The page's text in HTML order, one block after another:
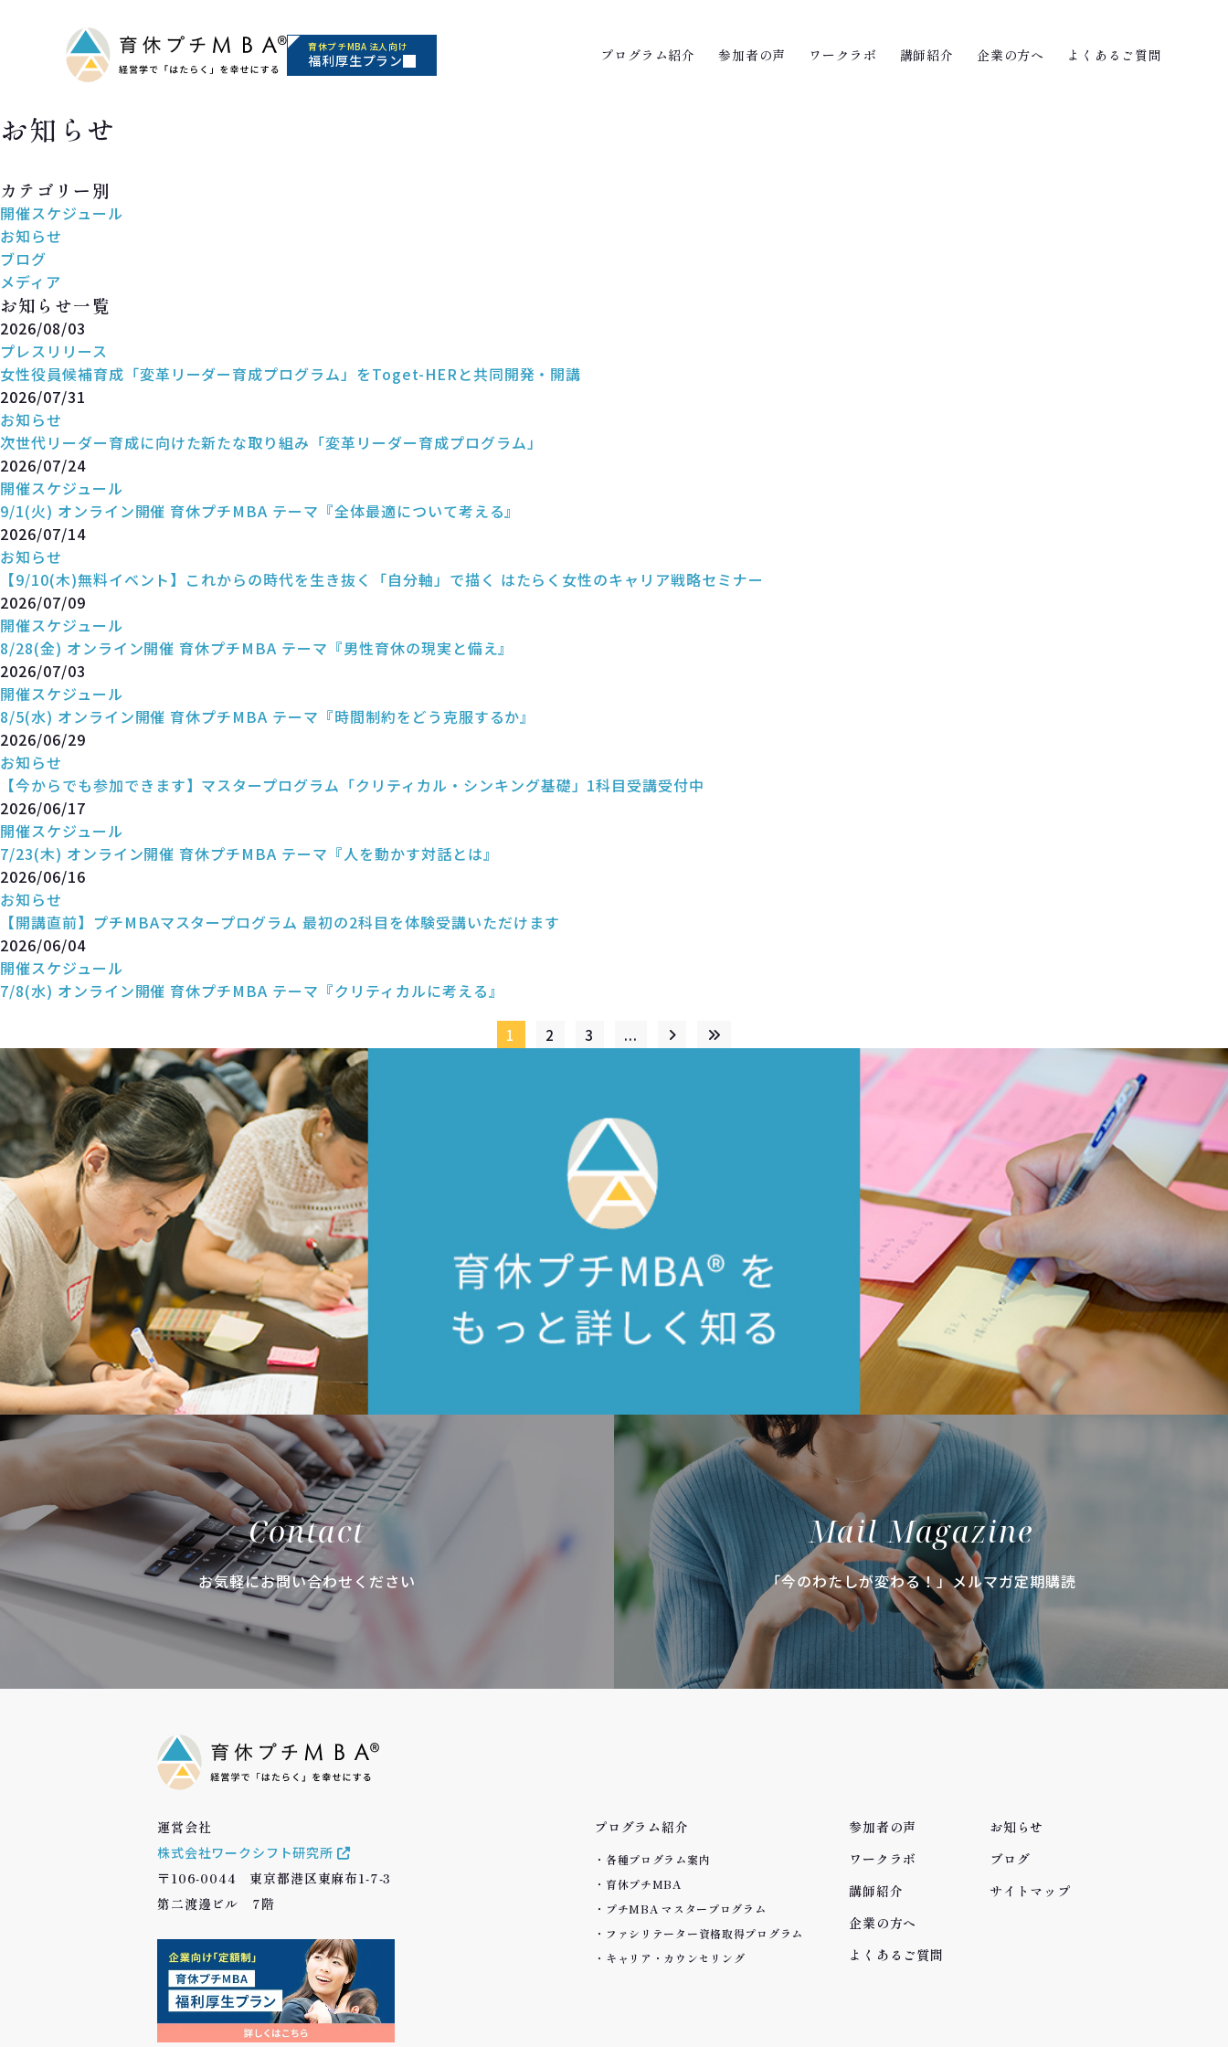
育休プチMBA 法人向け
福利厚生プラン プログラム紹介 参加者の声 ワークラボ 講師紹介 企業の方へ よくあるご質問
お知らせ
カテゴリー別
開催スケジュール
お知らせ
ブログ
メディア
お知らせ一覧
2026/08/03
プレスリリース
女性役員候補育成「変革リーダー育成プログラム」をToget-HERと共同開発・開講
2026/07/31
お知らせ
次世代リーダー育成に向けた新たな取り組み「変革リーダー育成プログラム」
2026/07/24
開催スケジュール
9/1(火) オンライン開催 育休プチMBA テーマ『全体最適について考える』
2026/07/14
お知らせ
【9/10(木)無料イベント】これからの時代を生き抜く「自分軸」で描く はたらく女性のキャリア戦略セミナー
2026/07/09
開催スケジュール
8/28(金) オンライン開催 育休プチMBA テーマ『男性育休の現実と備え』
2026/07/03
開催スケジュール
8/5(水) オンライン開催 育休プチMBA テーマ『時間制約をどう克服するか』
2026/06/29
お知らせ
【今からでも参加できます】マスタープログラム「クリティカル・シンキング基礎」1科目受講受付中
2026/06/17
開催スケジュール
7/23(木) オンライン開催 育休プチMBA テーマ『人を動かす対話とは』
2026/06/16
お知らせ
【開講直前】プチMBAマスタープログラム 最初の2科目を体験受講いただけます
2026/06/04
開催スケジュール
7/8(水) オンライン開催 育休プチMBA テーマ『クリティカルに考える』
1 2 3 ...
Contact
お気軽にお問い合わせください
Mail Magazine
「今のわたしが変わる！」メルマガ定期購読
運営会社
株式会社ワークシフト研究所
〒106-0044 東京都港区東麻布1-7-3
第二渡邊ビル 7階
プログラム紹介
各種プログラム案内
育休プチMBA
プチMBA マスタープログラム
ファシリテーター資格取得プログラム
キャリア・カウンセリング
参加者の声
ワークラボ
講師紹介
企業の方へ
よくあるご質問
お知らせ
ブログ
サイトマップ